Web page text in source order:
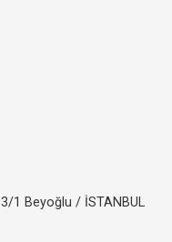
1 Beyoğlu / İSTANBUL